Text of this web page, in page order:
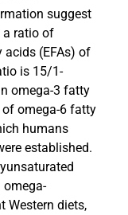
suggest
a ratio of
acids (EFAs) of
is 15/1-
omega-3 fatty
omega-6 fatty
humans
established.
omega-
Western diets,